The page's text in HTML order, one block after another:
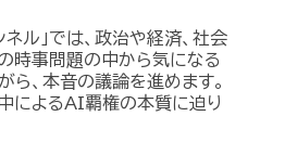
ネル」では、政治や経済、社会
時事問題の中から気になる
ら、本音の議論を進めます。
によるAI覇権の本質に迫り